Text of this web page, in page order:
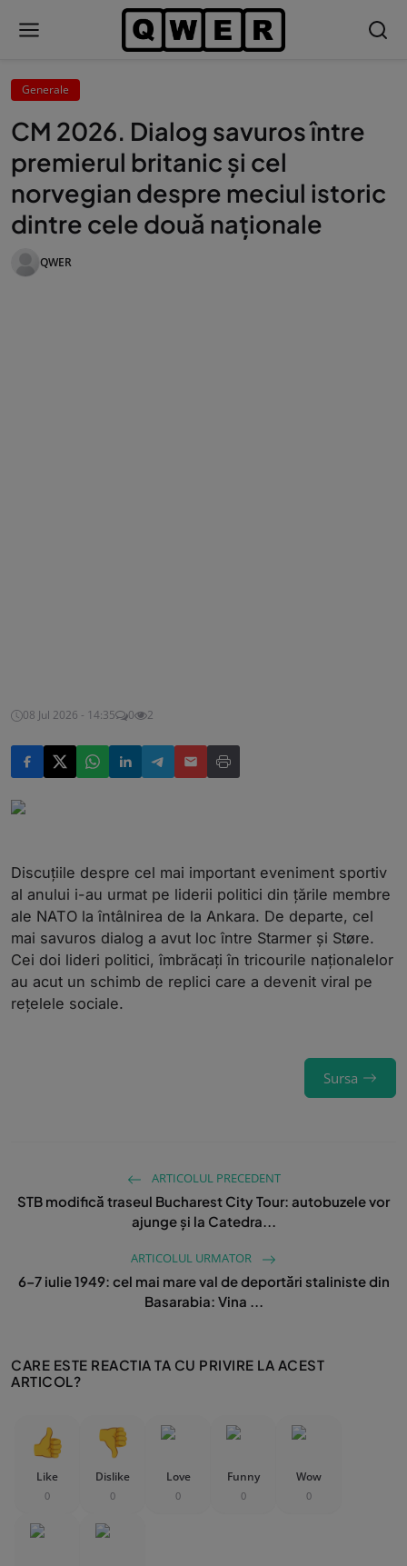
Generale
CM 2026. Dialog savuros între
premierul britanic și cel
norvegian despre meciul istoric
dintre cele două naționale
QWER
08 Jul 2026 - 14:35 0 2
Discuțiile despre cel mai important eveniment sportiv
al anului i-au urmat pe liderii politici din țările membre
ale NATO la întâlnirea de la Ankara. De departe, cel
mai savuros dialog a avut loc între Starmer și Støre.
Cei doi lideri politici, îmbrăcați în tricourile naționalelor
au acut un schimb de replici care a devenit viral pe
rețelele sociale.
Sursa
ARTICOLUL PRECEDENT
STB modifică traseul Bucharest City Tour: autobuzele vor
ajunge și la Catedra...
ARTICOLUL URMATOR
6–7 iulie 1949: cel mai mare val de deportări staliniste din
Basarabia: Vina ...
CARE ESTE REACTIA TA CU PRIVIRE LA ACEST
ARTICOL?
Like
0
Dislike
0
Love
0
Funny
0
Wow
0